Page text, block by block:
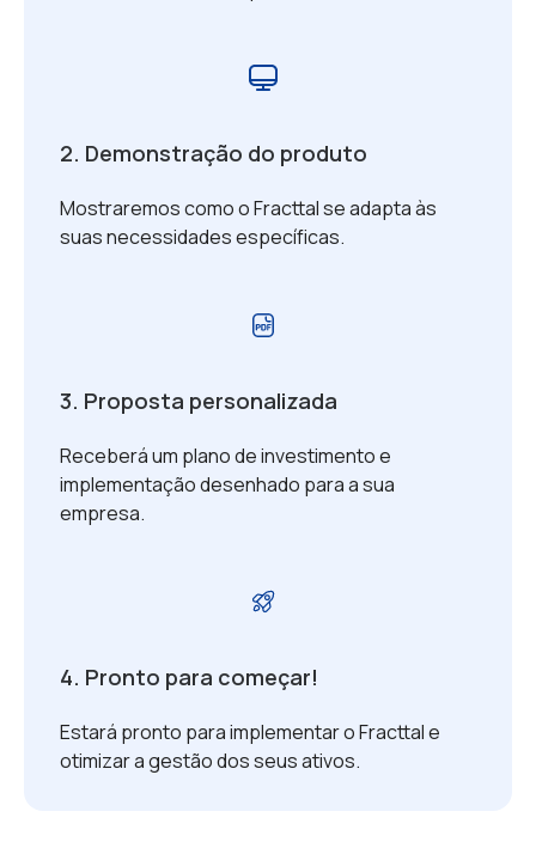
2. Demonstração do produto
Mostraremos como o Fracttal se adapta às
suas necessidades específicas.
3. Proposta personalizada
Receberá um plano de investimento e
implementação desenhado para a sua
empresa.
4. Pronto para começar!
Estará pronto para implementar o Fracttal e
otimizar a gestão dos seus ativos.